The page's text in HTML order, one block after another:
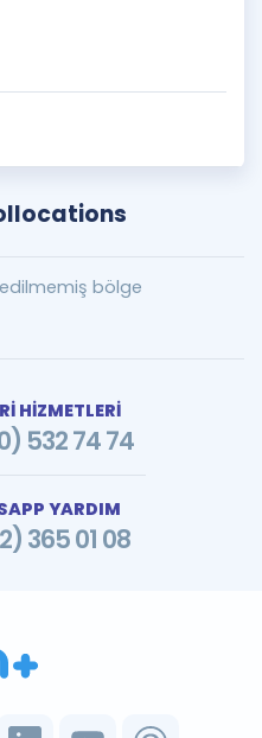
bölge
HİZMETLERİ
532 74 74
YARDIM
365 01 08